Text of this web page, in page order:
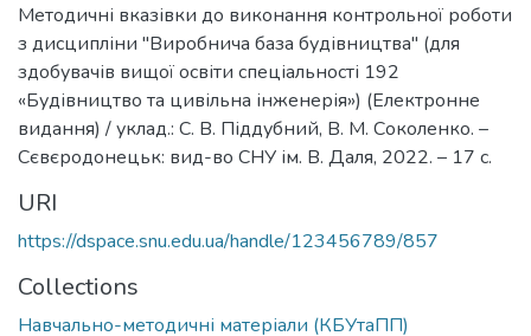
Методичні вказівки до виконання контрольної роботи
з дисципліни "Виробнича база будівництва" (для
здобувачів вищої освіти спеціальності 192
«Будівництво та цивільна інженерія») (Електронне
видання) / уклад.: С. В. Піддубний, В. М. Соколенко. –
Сєвєродонецьк: вид-во СНУ ім. В. Даля, 2022. – 17 с.
URI
https://dspace.snu.edu.ua/handle/123456789/857
Collections
Навчально-методичні матеріали (КБУтаПП)